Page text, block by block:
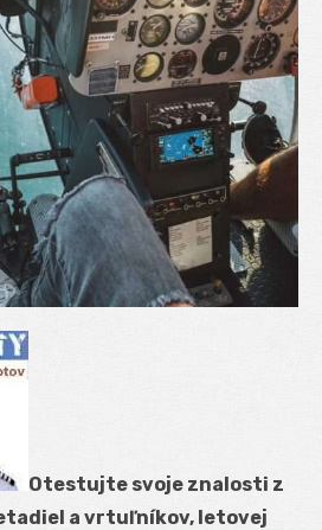
Otestujte svoje znalosti z
a vrtuľníkov, letovej